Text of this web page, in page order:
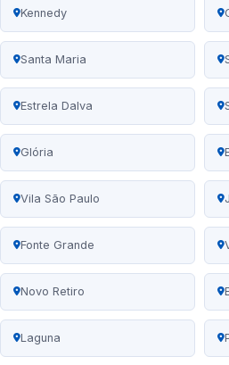
Kennedy
Santa Maria
Estrela Dalva
Glória
Vila São Paulo
Fonte Grande
Novo Retiro
Laguna